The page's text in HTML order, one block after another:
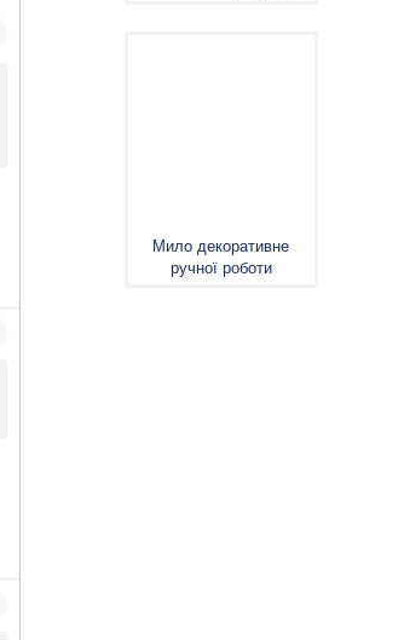
Мило декоративне
ручної роботи